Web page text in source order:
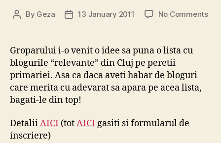
Post
By Geza
Post13 January 2011 No Commentson
Groparului i-o venit o idee sa puna o lista cu
blogurile “relevante” din Cluj pe peretii
primariei. Asa ca daca aveti habar de bloguri
care merita cu adevarat sa apara pe acea lista,
bagati-le din top!
DetaliiAICI (totAICI gasiti si formularul de
inscriere)